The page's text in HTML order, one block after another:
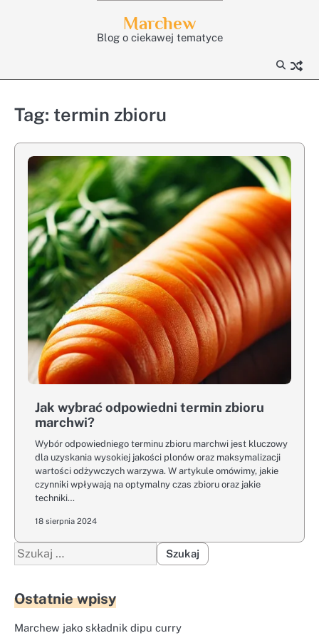
Marchew
Blog o ciekawej tematyce
Tag: termin zbioru
Jak wybrać odpowiedni termin zbioru
marchwi?
Wybór odpowiedniego terminu zbioru marchwi jest kluczowy
dla uzyskania wysokiej jakości plonów oraz maksymalizacji
wartości odżywczych warzywa. W artykule omówimy, jakie
czynniki wpływają na optymalny czas zbioru oraz jakie
techniki…
18 sierpnia 2024
Szukaj:
Ostatnie wpisy
Marchew jako składnik dipu curry